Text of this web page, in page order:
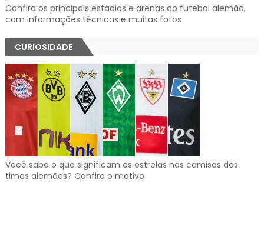
Confira os principais estádios e arenas do futebol alemão,
com informações técnicas e muitas fotos
CURIOSIDADE
Você sabe o que significam as estrelas nas camisas dos
times alemães? Confira o motivo